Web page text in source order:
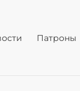
Патроны